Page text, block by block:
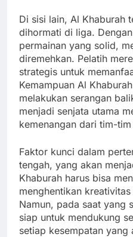
Di sisi lain, Al Khaburah
dihormati di liga.
permainan yang solid,
diremehkan. Pelatih
strategis untuk
Kemampuan Al
melakukan serangan
menjadi senjata utama
kemenangan dari tim-tim
Faktor kunci dalam
tengah, yang akan
Khaburah harus bisa
menghentikan
Namun, pada saat yang
siap untuk mendukung
setiap kesempatan